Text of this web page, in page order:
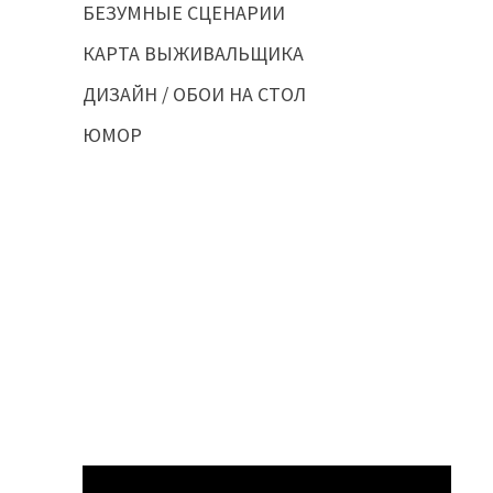
БЕЗУМНЫЕ СЦЕНАРИИ
КАРТА ВЫЖИВАЛЬЩИКА
ДИЗАЙН / ОБОИ НА СТОЛ
ЮМОР